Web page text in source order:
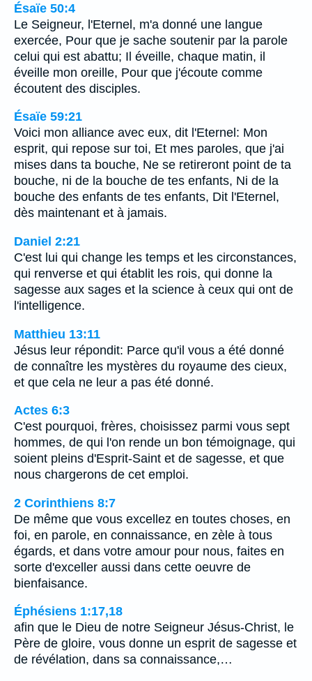
Ésaïe 50:4
Le Seigneur, l'Eternel, m'a donné une langue
exercée, Pour que je sache soutenir par la parole
celui qui est abattu; Il éveille, chaque matin, il
éveille mon oreille, Pour que j'écoute comme
écoutent des disciples.
Ésaïe 59:21
Voici mon alliance avec eux, dit l'Eternel: Mon
esprit, qui repose sur toi, Et mes paroles, que j'ai
mises dans ta bouche, Ne se retireront point de ta
bouche, ni de la bouche de tes enfants, Ni de la
bouche des enfants de tes enfants, Dit l'Eternel,
dès maintenant et à jamais.
Daniel 2:21
C'est lui qui change les temps et les circonstances,
qui renverse et qui établit les rois, qui donne la
sagesse aux sages et la science à ceux qui ont de
l'intelligence.
Matthieu 13:11
Jésus leur répondit: Parce qu'il vous a été donné
de connaître les mystères du royaume des cieux,
et que cela ne leur a pas été donné.
Actes 6:3
C'est pourquoi, frères, choisissez parmi vous sept
hommes, de qui l'on rende un bon témoignage, qui
soient pleins d'Esprit-Saint et de sagesse, et que
nous chargerons de cet emploi.
2 Corinthiens 8:7
De même que vous excellez en toutes choses, en
foi, en parole, en connaissance, en zèle à tous
égards, et dans votre amour pour nous, faites en
sorte d'exceller aussi dans cette oeuvre de
bienfaisance.
Éphésiens 1:17,18
afin que le Dieu de notre Seigneur Jésus-Christ, le
Père de gloire, vous donne un esprit de sagesse et
de révélation, dans sa connaissance,…